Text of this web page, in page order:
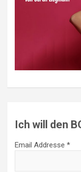
Ich will den
Email Addresse *